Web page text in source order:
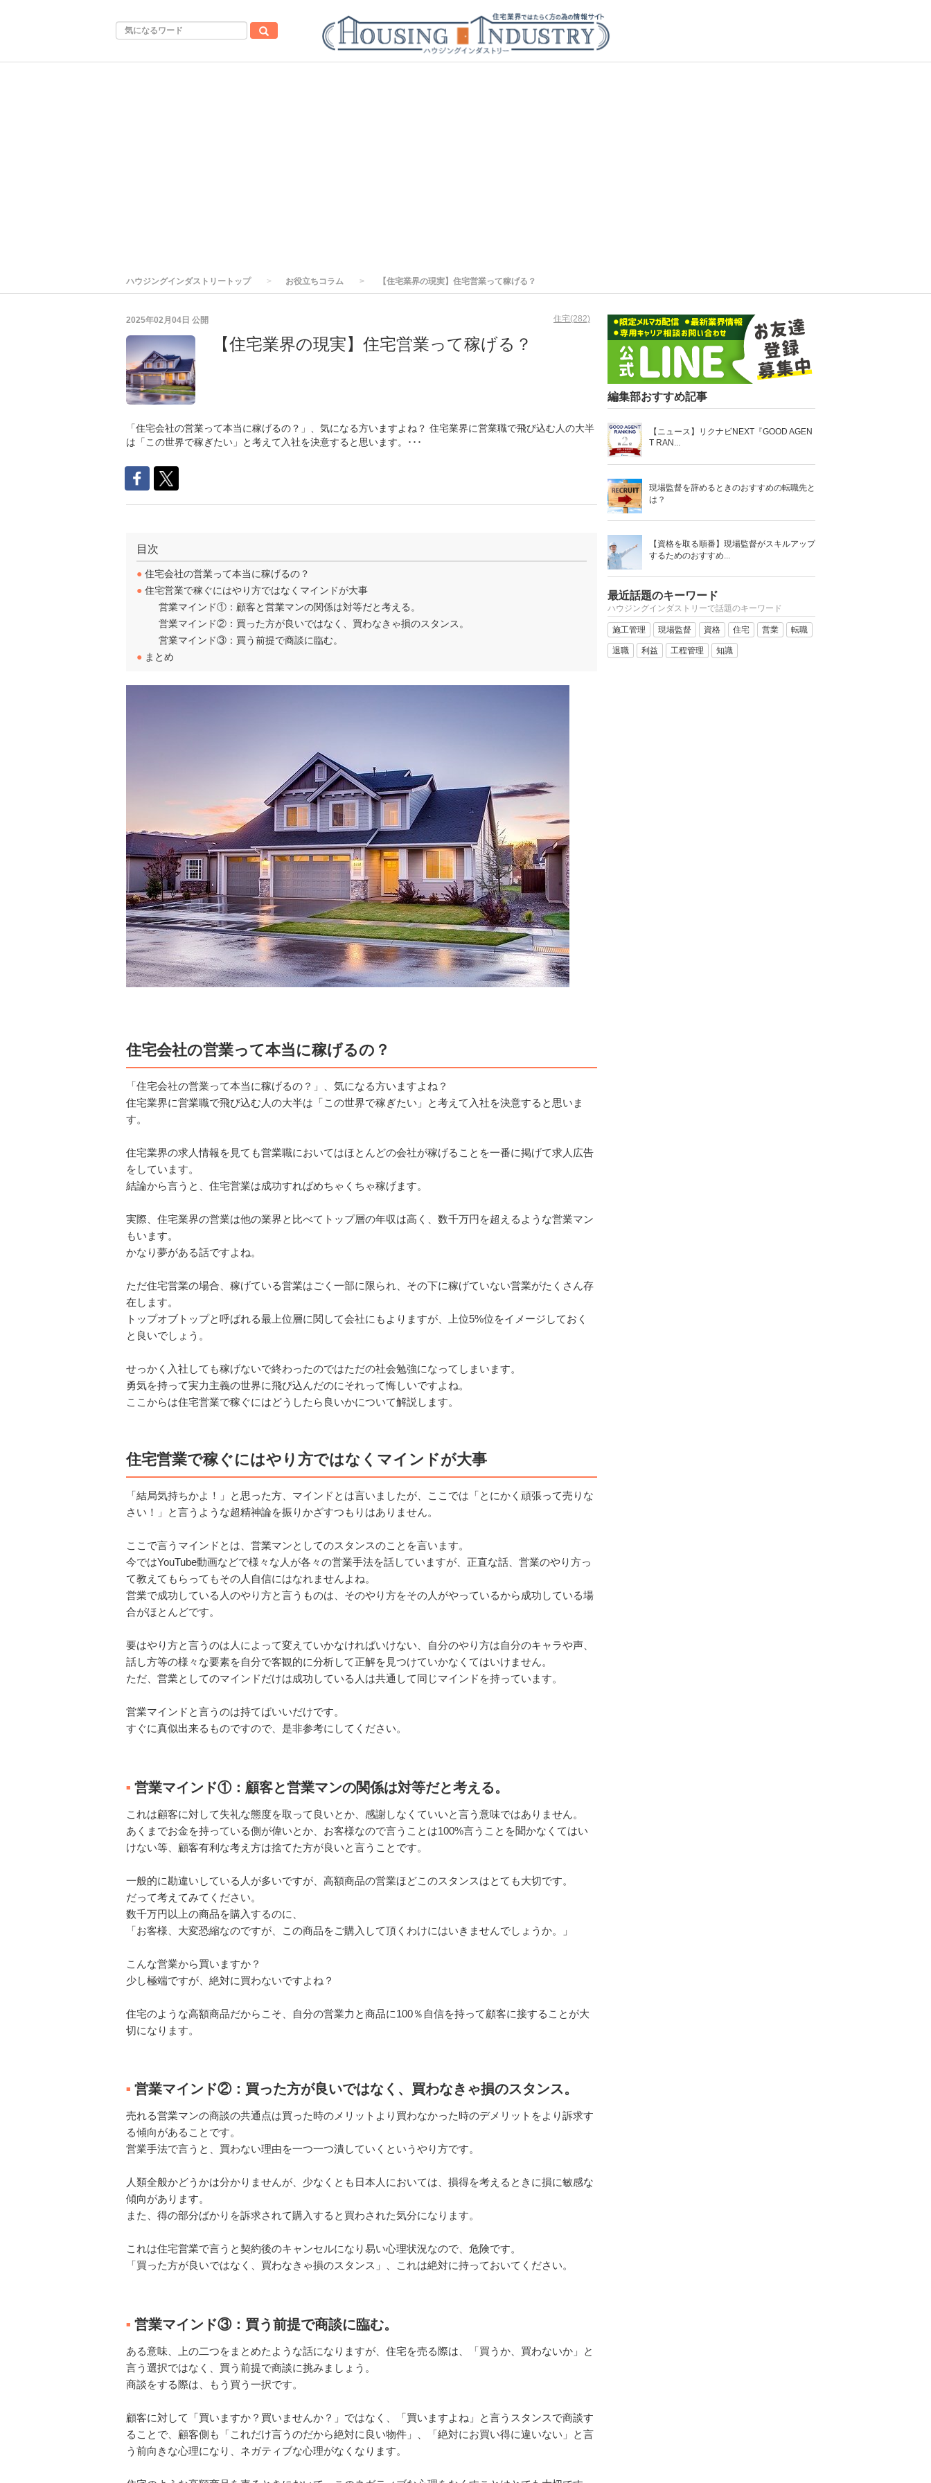
ハウジングインダストリートップ お役立ちコラム 【住宅業界の現実】住宅営業って稼げる？
2025年02月04日 公開 住宅(282)
【住宅業界の現実】住宅営業って稼げる？
「住宅会社の営業って本当に稼げるの？」、気になる方いますよね？ 住宅業界に営業職で飛び込む人の大半
は「この世界で稼ぎたい」と考えて入社を決意すると思います。･･･
目次
● 住宅会社の営業って本当に稼げるの？
● 住宅営業で稼ぐにはやり方ではなくマインドが大事
営業マインド①：顧客と営業マンの関係は対等だと考える。
営業マインド②：買った方が良いではなく、買わなきゃ損のスタンス。
営業マインド③：買う前提で商談に臨む。
● まとめ
住宅会社の営業って本当に稼げるの？
「住宅会社の営業って本当に稼げるの？」、気になる方いますよね？
住宅業界に営業職で飛び込む人の大半は「この世界で稼ぎたい」と考えて入社を決意すると思いま
す。
住宅業界の求人情報を見ても営業職においてはほとんどの会社が稼げることを一番に掲げて求人広告
をしています。
結論から言うと、住宅営業は成功すればめちゃくちゃ稼げます。
実際、住宅業界の営業は他の業界と比べてトップ層の年収は高く、数千万円を超えるような営業マン
もいます。
かなり夢がある話ですよね。
ただ住宅営業の場合、稼げている営業はごく一部に限られ、その下に稼げていない営業がたくさん存
在します。
トップオブトップと呼ばれる最上位層に関して会社にもよりますが、上位5%位をイメージしておく
と良いでしょう。
せっかく入社しても稼げないで終わったのではただの社会勉強になってしまいます。
勇気を持って実力主義の世界に飛び込んだのにそれって悔しいですよね。
ここからは住宅営業で稼ぐにはどうしたら良いかについて解説します。
住宅営業で稼ぐにはやり方ではなくマインドが大事
「結局気持ちかよ！」と思った方、マインドとは言いましたが、ここでは「とにかく頑張って売りな
さい！」と言うような超精神論を振りかざすつもりはありません。
ここで言うマインドとは、営業マンとしてのスタンスのことを言います。
今ではYouTube動画などで様々な人が各々の営業手法を話していますが、正直な話、営業のやり方っ
て教えてもらってもその人自信にはなれませんよね。
営業で成功している人のやり方と言うものは、そのやり方をその人がやっているから成功している場
合がほとんどです。
要はやり方と言うのは人によって変えていかなければいけない、自分のやり方は自分のキャラや声、
話し方等の様々な要素を自分で客観的に分析して正解を見つけていかなくてはいけません。
ただ、営業としてのマインドだけは成功している人は共通して同じマインドを持っています。
営業マインドと言うのは持てばいいだけです。
すぐに真似出来るものですので、是非参考にしてください。
■ 営業マインド①：顧客と営業マンの関係は対等だと考える。
これは顧客に対して失礼な態度を取って良いとか、感謝しなくていいと言う意味ではありません。
あくまでお金を持っている側が偉いとか、お客様なので言うことは100%言うことを聞かなくてはい
けない等、顧客有利な考え方は捨てた方が良いと言うことです。
一般的に勘違いしている人が多いですが、高額商品の営業ほどこのスタンスはとても大切です。
だって考えてみてください。
数千万円以上の商品を購入するのに、
「お客様、大変恐縮なのですが、この商品をご購入して頂くわけにはいきませんでしょうか。」
こんな営業から買いますか？
少し極端ですが、絶対に買わないですよね？
住宅のような高額商品だからこそ、自分の営業力と商品に100％自信を持って顧客に接することが大
切になります。
■ 営業マインド②：買った方が良いではなく、買わなきゃ損のスタンス。
売れる営業マンの商談の共通点は買った時のメリットより買わなかった時のデメリットをより訴求す
る傾向があることです。
営業手法で言うと、買わない理由を一つ一つ潰していくというやり方です。
人類全般かどうかは分かりませんが、少なくとも日本人においては、損得を考えるときに損に敏感な
傾向があります。
また、得の部分ばかりを訴求されて購入すると買わされた気分になります。
これは住宅営業で言うと契約後のキャンセルになり易い心理状況なので、危険です。
「買った方が良いではなく、買わなきゃ損のスタンス」、これは絶対に持っておいてください。
■ 営業マインド③：買う前提で商談に臨む。
ある意味、上の二つをまとめたような話になりますが、住宅を売る際は、「買うか、買わないか」と
言う選択ではなく、買う前提で商談に挑みましょう。
商談をする際は、もう買う一択です。
顧客に対して「買いますか？買いませんか？」ではなく、「買いますよね」と言うスタンスで商談す
ることで、顧客側も「これだけ言うのだから絶対に良い物件」、「絶対にお買い得に違いない」と言
う前向きな心理になり、ネガティブな心理がなくなります。
編集部おすすめ記事
【ニュース】リクナビNEXT『GOOD AGEN
T RAN...
現場監督を辞めるときのおすすめの転職先と
は？
【資格を取る順番】現場監督がスキルアップ
するためのおすすめ...
最近話題のキーワード
ハウジングインダストリーで話題のキーワード
施工管理 現場監督 資格 住宅 営業 転職
退職 利益 工程管理 知識